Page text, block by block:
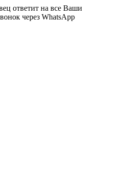
ответит на все Ваши
через WhatsApp